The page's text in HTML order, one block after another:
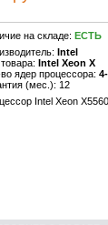
на складе: ЕСТЬ
Intel
Intel Xeon X
ядер процессора:
(мес.): 12
Intel Xeon